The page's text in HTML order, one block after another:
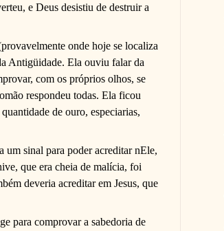
e Deus desistiu de destruir a
onde hoje se localiza
Antigüidade. Ela ouviu falar da
com os próprios olhos, se
respondeu todas. Ela ficou
de ouro, especiarias,
um sinal para poder acreditar nEle,
que era cheia de malícia, foi
deveria acreditar em Jesus, que
para comprovar a sabedoria de